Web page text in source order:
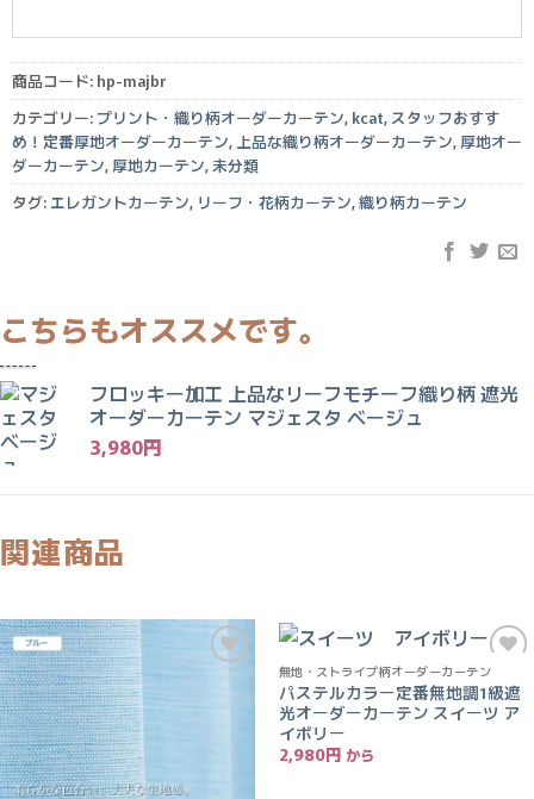
商品コード: hp-majbr
カテゴリー: プリント・織り柄オーダーカーテン, kcat, スタッフおすす
め！定番厚地オーダーカーテン, 上品な織り柄オーダーカーテン, 厚地オー
ダーカーテン, 厚地カーテン, 未分類
タグ: エレガントカーテン, リーフ・花柄カーテン,織り柄カーテン
フロッキー加工 上品なリーフモチーフ織り柄 遮光
オーダーカーテン マジェスタ ベージュ
3,980円
関連商品
に入
りに
無地・ストライプ柄オーダーカーテン
パステルカラー定番無地調1級遮
光オーダーカーテン スイーツ ア
イボリー
2,980円